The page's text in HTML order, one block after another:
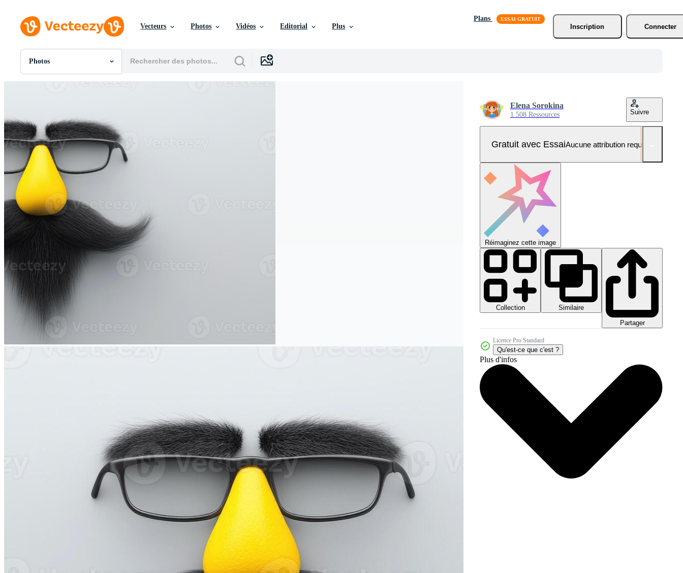
Vecteurs Photos Vidéos Editorial Plus
Plans
Inscription
Connecter
Photos
Toutes Images
Modèles
Vecteurs
Vidéos
Motion graphics
Images Éditoriales
Événements Éditoriaux
Elena Sorokina
1 508 Ressources Suivre
Gratuit avec EssaiAucune attribution requise
Réimaginez cette image
Collection
Similaire
Partager
Licence Pro Standard
Qu'est-ce que c'est ?
Plus d'infos